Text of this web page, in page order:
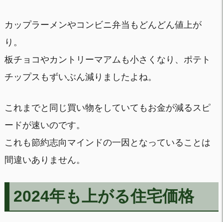
カップラーメンやコンビニ弁当もどんどん値上が
り。
板チョコやカントリーマアムも小さくなり、ポテト
チップスもずいぶん減りましたよね。
これまでと同じ買い物をしていてもお金が減るスピ
ードが速いのです。
これも節約志向マインドの一因となっていることは
間違いありません。
2024年も上がる住宅価格